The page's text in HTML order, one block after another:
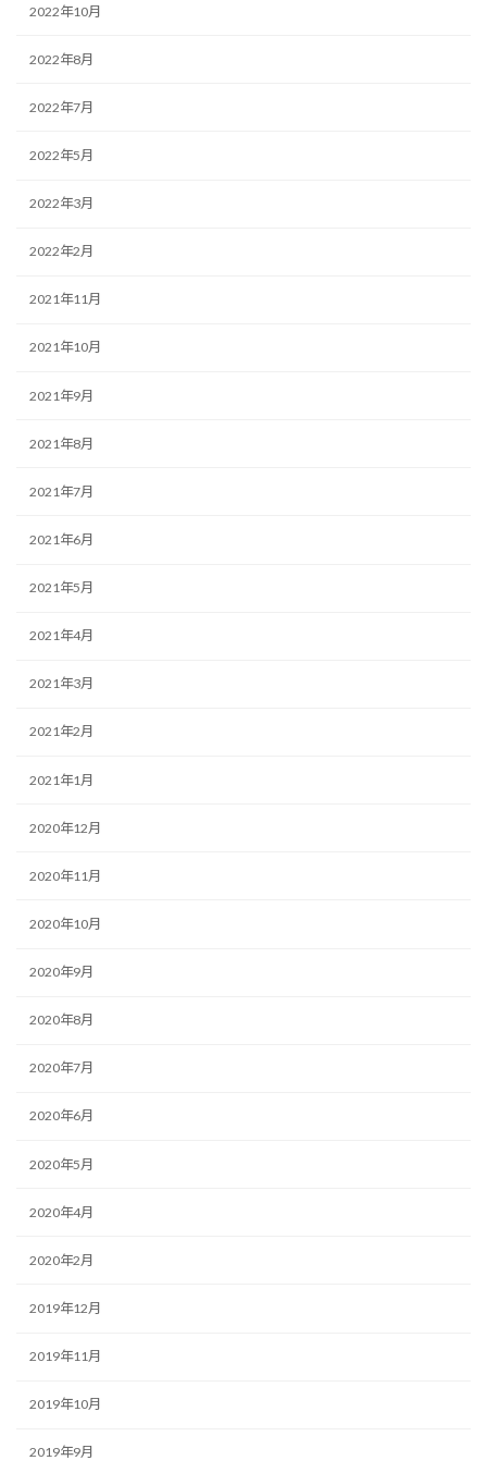
2022年10月
2022年8月
2022年7月
2022年5月
2022年3月
2022年2月
2021年11月
2021年10月
2021年9月
2021年8月
2021年7月
2021年6月
2021年5月
2021年4月
2021年3月
2021年2月
2021年1月
2020年12月
2020年11月
2020年10月
2020年9月
2020年8月
2020年7月
2020年6月
2020年5月
2020年4月
2020年2月
2019年12月
2019年11月
2019年10月
2019年9月